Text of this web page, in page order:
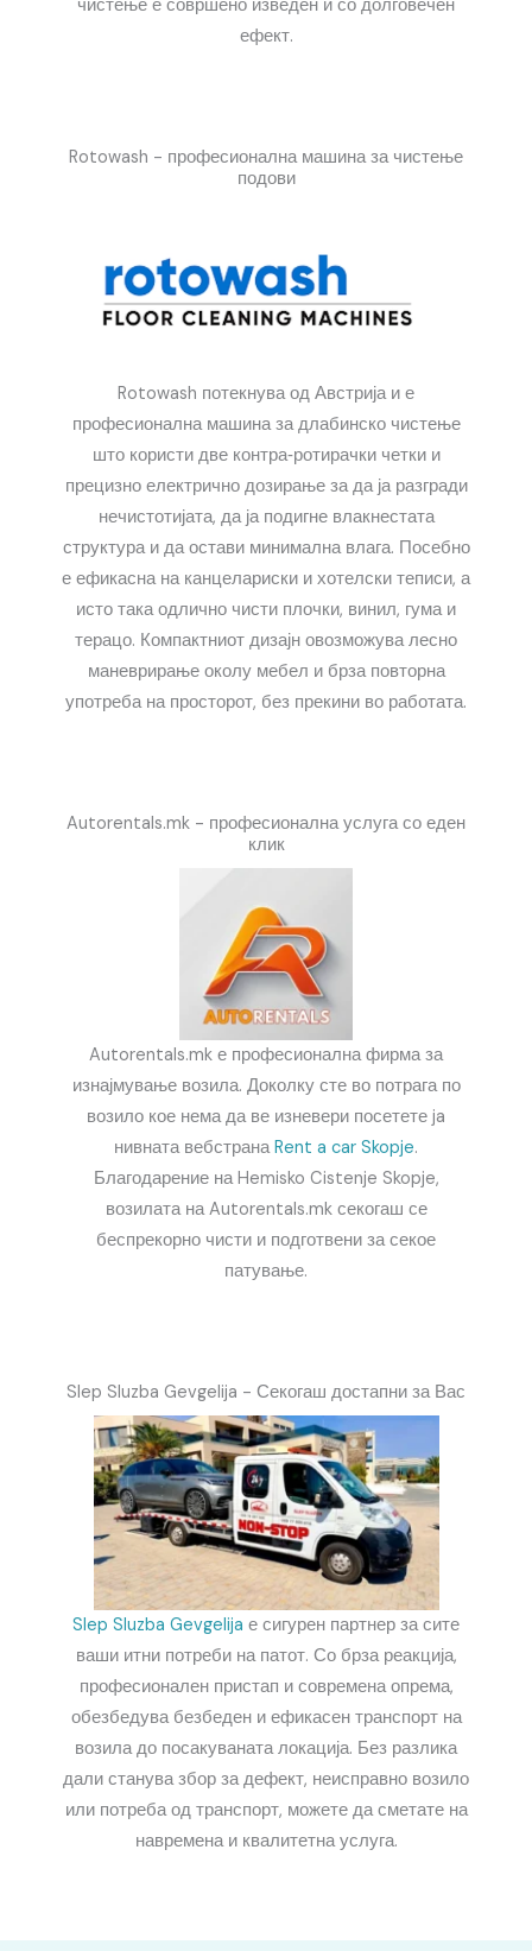
чистење е совршено изведен и со долговечен
ефект.
Rotowash - професионална машина за чистење
подови
Rotowash потекнува од Австрија и е
професионална машина за длабинско чистење
што користи две контра‑ротирачки четки и
прецизно електрично дозирање за да ја разгради
нечистотијата, да ја подигне влакнестата
структура и да остави минимална влага. Посебно
е ефикасна на канцелариски и хотелски теписи, а
исто така одлично чисти плочки, винил, гума и
терацо. Компактниот дизајн овозможува лесно
маневрирање околу мебел и брза повторна
употреба на просторот, без прекини во работата.
Autorentals.mk - професионална услуга со еден
клик
Autorentals.mk е професионална фирма за
изнајмување возила. Доколку сте во потрага по
возило кое нема да ве изневери посетете ja
нивната вебстранаRent a car Skopje.
Благодарение на Hemisko Cistenje Skopje,
возилата на Autorentals.mk секогаш се
беспрекорно чисти и подготвени за секое
патување.
Slep Sluzba Gevgelija - Секогаш достапни за Вас
Slep Sluzba Gevgelija е сигурен партнер за сите
ваши итни потреби на патот. Со брза реакција,
професионален пристап и современа опрема,
обезбедува безбеден и ефикасен транспорт на
возила до посакуваната локација. Без разлика
дали станува збор за дефект, неисправно возило
или потреба од транспорт, можете да сметате на
навремена и квалитетна услуга.